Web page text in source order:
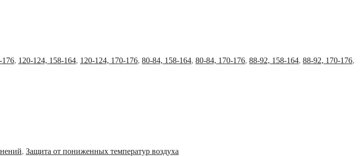
176, 120-124, 158-164, 120-124, 170-176, 80-84, 158-164, 80-84, 170-176, 88-92, 158-164, 88-92, 170-176,
, Защита от пониженных температур воздуха